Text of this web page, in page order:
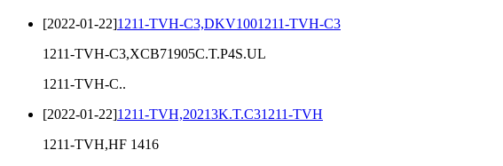
[2022-01-22]1211-TVH-C3,DKV1001211-TVH-C3
1211-TVH-C3,XCB71905C.T.P4S.UL
1211-TVH-C..
[2022-01-22]1211-TVH,20213K.T.C31211-TVH
1211-TVH,HF 1416